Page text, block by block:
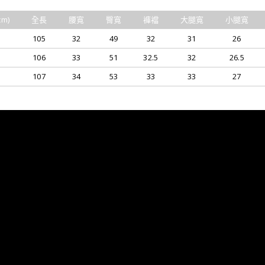
全長 腰寬 臀寬 褲襠 大腿寬 小腿寬
105 32 49 32 31 26
106 33 51 32.5 32 26.5
107 34 53 33 33 27